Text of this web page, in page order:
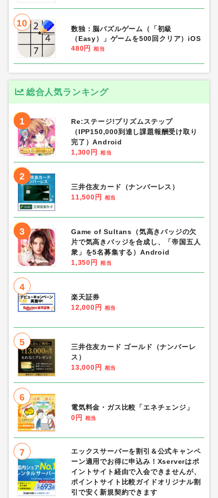
10
数独：脳パズルゲーム（「初級
（Easy）」ゲームを500回クリア）iOS
480円
相当
総合人気ランキング
1
Re:ステージ!プリズムステップ
（IPP150,000到達し課題報酬受け取り
完了）Android
1,300円
相当
2
三井住友カード（ナンバーレス）
11,500円
相当
3
Game of Sultans（気高きバッジの欠
片で気高きバッジを合成し、「帝国五人
衆」を5名募集する）Android
1,350円
相当
4
楽天証券
12,000円
相当
5
三井住友カード ゴールド（ナンバーレ
ス）
13,000円
相当
6
電気料金・ガス比較「エネチェンジ」
0円
相当
7
エックスサーバーを割引＆公式キャンペ
ーン適用でお得に申込み！Xserverはポ
イントサイト経由で入会できませんが、
ポイントサイト比較ガイドオリジナル割
引で安く新規契約できます